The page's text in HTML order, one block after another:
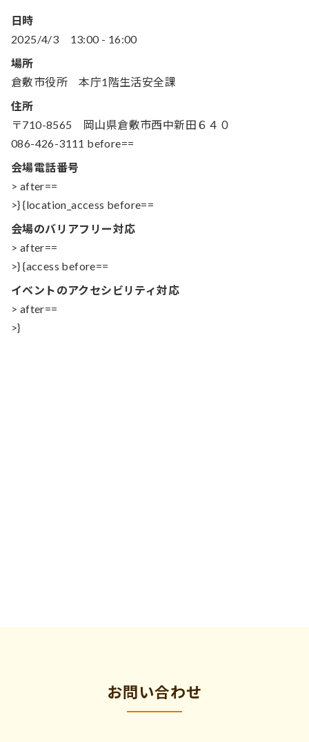
日時
2025/4/3
13:00- 16:00
場所
倉敷市役所 本庁1階生活安全課
住所
〒710-8565 岡山県倉敷市西中新田６４０
086-426-3111 before==
会場電話番号
> after==
>} {location_access before==
会場のバリアフリー対応
> after==
>} {access before==
イベントのアクセシビリティ対応
> after==
>}
お問い合わせ